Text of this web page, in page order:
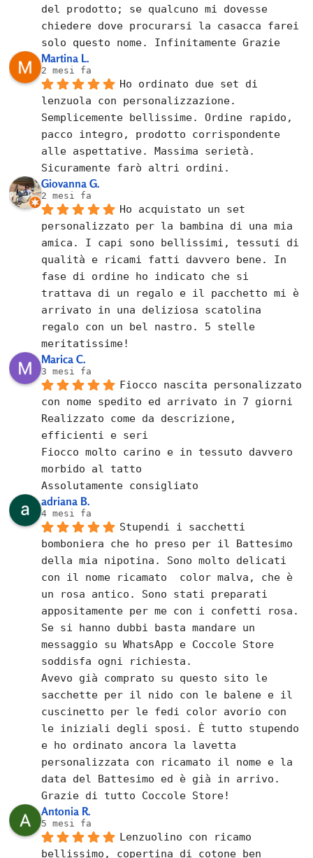
del prodotto; se qualcuno mi dovesse
chiedere dove procurarsi la casacca farei
solo questo nome. Infinitamente Grazie
Martina L.
2 mesi fa
Ho ordinato due set di
lenzuola con personalizzazione.
Semplicemente bellissime. Ordine rapido,
pacco integro, prodotto corrispondente
alle aspettative. Massima serietà.
Sicuramente farò altri ordini.
Giovanna G.
2 mesi fa
Ho acquistato un set
personalizzato per la bambina di una mia
amica. I capi sono bellissimi, tessuti di
qualità e ricami fatti davvero bene. In
fase di ordine ho indicato che si
trattava di un regalo e il pacchetto mi è
arrivato in una deliziosa scatolina
regalo con un bel nastro. 5 stelle
meritatissime!
Marica C.
3 mesi fa
Fiocco nascita personalizzato
con nome spedito ed arrivato in 7 giorni
Realizzato come da descrizione,
efficienti e seri
Fiocco molto carino e in tessuto davvero
morbido al tatto
Assolutamente consigliato
adriana B.
4 mesi fa
Stupendi i sacchetti
bomboniera che ho preso per il Battesimo
della mia nipotina. Sono molto delicati
con il nome ricamato  color malva, che è
un rosa antico. Sono stati preparati
appositamente per me con i confetti rosa.
Se si hanno dubbi basta mandare un
messaggio su WhatsApp e Coccole Store
soddisfa ogni richiesta.
Avevo già comprato su questo sito le
sacchette per il nido con le balene e il
cuscinetto per le fedi color avorio con
le iniziali degli sposi. È tutto stupendo
e ho ordinato ancora la lavetta
personalizzata con ricamato il nome e la
data del Battesimo ed è già in arrivo.
Grazie di tutto Coccole Store!
Antonia R.
5 mesi fa
Lenzuolino con ricamo
bellissimo, copertina di cotone ben